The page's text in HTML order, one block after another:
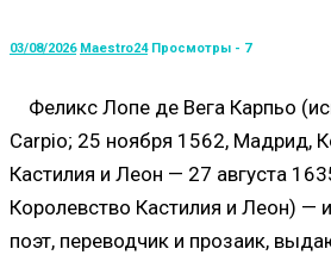
03/08/2026 Maestro24 Просмотры - 7
Феликс Лопе де Вега Карпьо
Carpio; 25 ноября 1562, Мадрид,
Кастилия и Леон — 27 августа
Королевство Кастилия и Леон) —
поэт, переводчик и прозаик,